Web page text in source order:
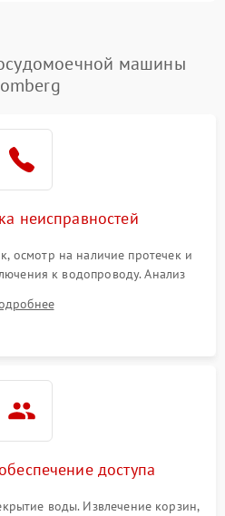
1800 ₽ Подробнее →
1700 ₽
2100 ₽ Подробнее →
машины
неисправностей
осмотр на наличие протечек и
к водопроводу. Анализ
слива, нагрева, вращения
системы защиты
доступа
воды. Извлечение корзин,